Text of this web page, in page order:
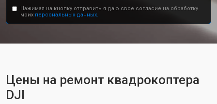
Нажимая на кнопку отправить я даю свое согласие на обработку
моих персональных данных.
Цены на ремонт квадрокоптера
DJI